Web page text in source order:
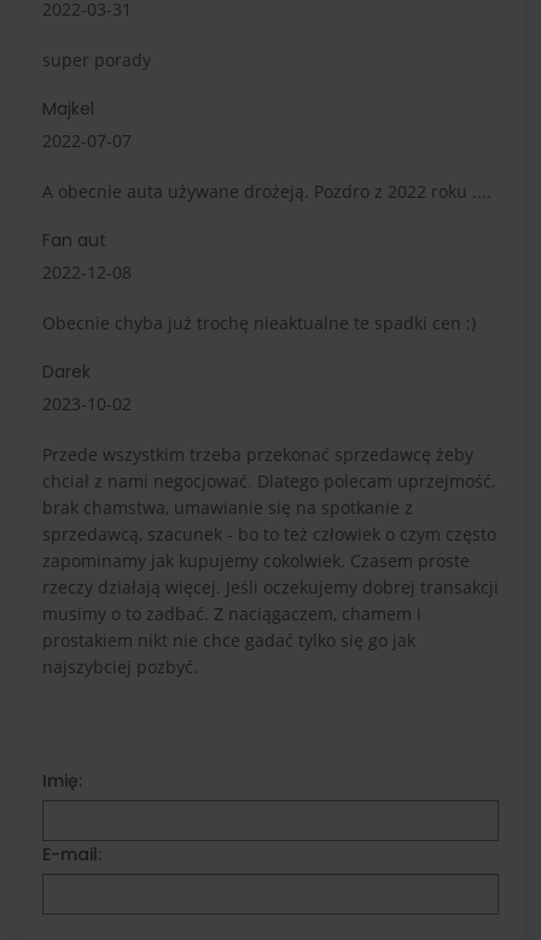
2022-03-31
super porady
Majkel
2022-07-07
A obecnie auta używane drożeją. Pozdro z 2022 roku ....
Fan aut
2022-12-08
Obecnie chyba już trochę nieaktualne te spadki cen ;)
Darek
2023-10-02
Przede wszystkim trzeba przekonać sprzedawcę żeby
chciał z nami negocjować. Dlatego polecam uprzejmość,
brak chamstwa, umawianie się na spotkanie z
sprzedawcą, szacunek - bo to też człowiek o czym często
zapominamy jak kupujemy cokolwiek. Czasem proste
rzeczy działają więcej. Jeśli oczekujemy dobrej transakcji
musimy o to zadbać. Z naciągaczem, chamem i
prostakiem nikt nie chce gadać tylko się go jak
najszybciej pozbyć.
Imię:
E-mail: